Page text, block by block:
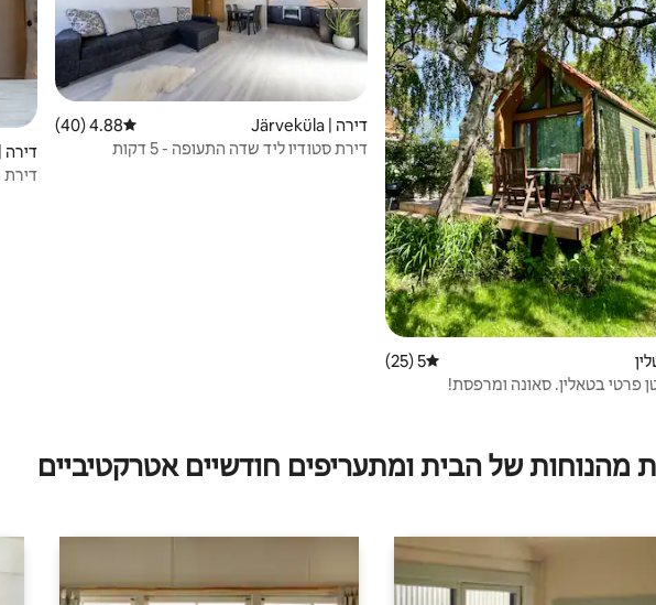
דירוג ממוצע של 5 מתוך 5, 25 ביקורות
5 (25)
פרטי בטאלין. סאונה ומרפסת!
דירה | Järveküla דירוג ממוצע של 4.88 מתוך 5, 40 ביקורות
4.88 (40)
דירת סטודיו ליד שדה התעופה - 5 דקות
דירה
דירת
מהנוחות של הבית ומתעריפים חודשיים אטרקטיביים